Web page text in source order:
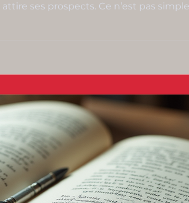
ses prospects. Ce n’est pas